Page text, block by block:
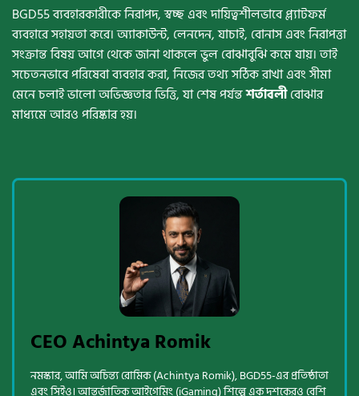
BGD55 ব্যবহারকারীকে নিরাপদ, স্বচ্ছ এবং দায়িত্বশীলভাবে প্ল্যাটফর্ম
ব্যবহারে সহায়তা করে। অ্যাকাউন্ট, লেনদেন, যাচাই, বোনাস এবং নিরাপত্তা
সংক্রান্ত বিষয় আগে থেকে জানা থাকলে ভুল বোঝাবুঝি কমে যায়। তাই
সচেতনভাবে পরিষেবা ব্যবহার করা, নিজের তথ্য সঠিক রাখা এবং সীমা
মেনে চলাই ভালো অভিজ্ঞতার ভিত্তি, যা শেষ পর্যন্তশর্তাবলীবোঝার
মাধ্যমে আরও পরিষ্কার হয়।
CEO Achintya Romik
নমস্কার, আমি অচিন্ত্য রোমিক (Achintya Romik), BGD55-এর প্রতিষ্ঠাতা
এবং সিইও। আন্তর্জাতিক আইগেমিং (iGaming) শিল্পে এক দশকেরও বেশি